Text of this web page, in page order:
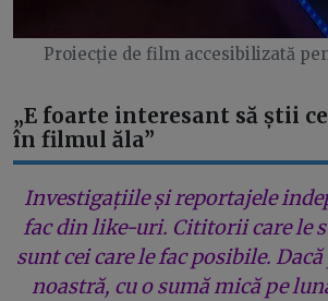
Proiecție de film accesibilizată
„E foarte interesant să știi
în filmul ăla”
Investigațiile și reportajele
fac din like-uri. Cititorii care le
sunt cei care le fac posibile.
noastră, cu o sumă mică pe